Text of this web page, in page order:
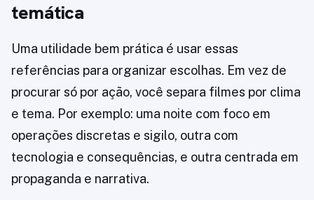
temática
Uma utilidade bem prática é usar essas
referências para organizar escolhas. Em vez de
procurar só por ação, você separa filmes por clima
e tema. Por exemplo: uma noite com foco em
operações discretas e sigilo, outra com
tecnologia e consequências, e outra centrada em
propaganda e narrativa.